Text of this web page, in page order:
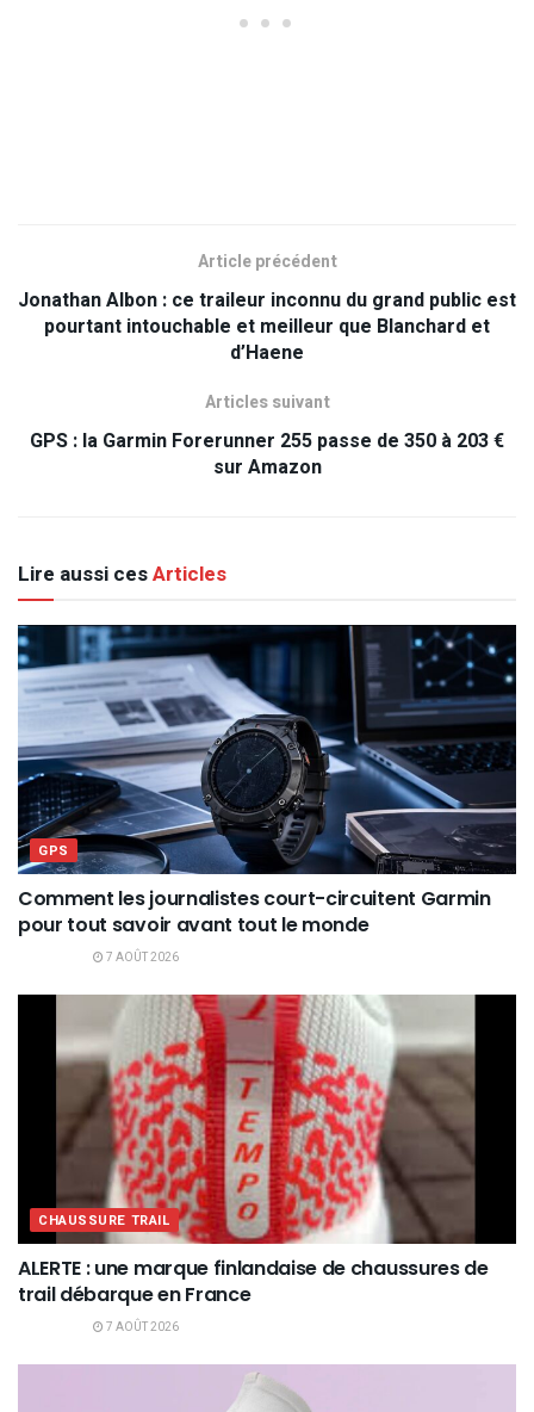
Article précédent
Jonathan Albon : ce traileur inconnu du grand public est
pourtant intouchable et meilleur que Blanchard et
d’Haene
Articles suivant
GPS : la Garmin Forerunner 255 passe de 350 à 203 €
sur Amazon
Lire aussi cesArticles
GPS
Comment les journalistes court-circuitent Garmin
pour tout savoir avant tout le monde
7 AOÛT 2026
CHAUSSURE TRAIL
ALERTE : une marque finlandaise de chaussures de
trail débarque en France
7 AOÛT 2026